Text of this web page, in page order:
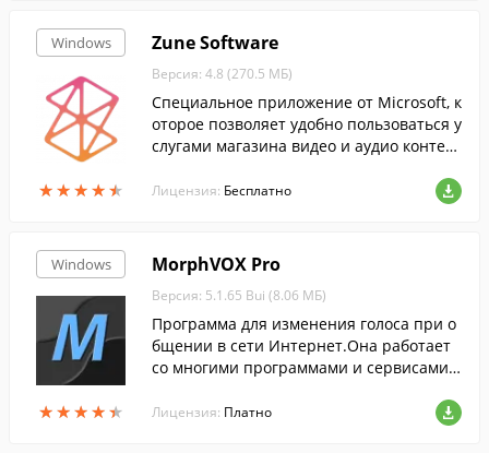
Windows
★★★★★
★★★★★
Zune Software
Версия: 4.8 (270.5 МБ)
Специальное приложение от Microsoft, к
оторое позволяет удобно пользоваться у
слугами магазина видео и аудио контен
екцию медиа между Windows Phone-уст
ройствами, компьютером и учетной зап
Лицензия: Бесплатно
Windows
★★★★★
★★★★★
MorphVOX Pro
Версия: 5.1.65 Bui (8.06 МБ)
Программа для изменения голоса при о
бщении в сети Интернет.Она работает
со многими программами и сервисами I
hoo, MSN, GoogleTalk и пр.
Лицензия: Платно